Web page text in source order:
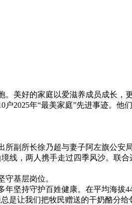
好的家庭以爱滋养成员成长，更
年“最美家庭”先进事迹。他
所长徐乃超与妻子阿左旗公安
，两人携手走过四季风沙。联
基层岗位。
持守护百姓健康。在平均海拔
让我们把牧民赠送的干奶酪分给